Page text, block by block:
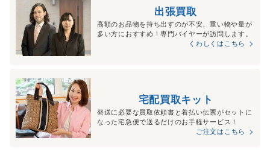
出張買取
高額のお品物を持ち出すのが不安、重い物や量が
多い方におすすめ！専門バイヤーが訪問します。
くわしくはこちら
宅配買取キット
発送に必要な買取依頼書と着払い伝票がセットに
なった宅急便で送るだけのお手軽サービス！
ご注文はこちら